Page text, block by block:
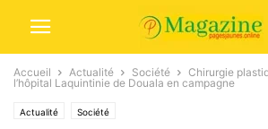
Accueil Actualité Société
Chirurgie
l’hôpital Laquintinie de Douala en campagne
Actualité Société